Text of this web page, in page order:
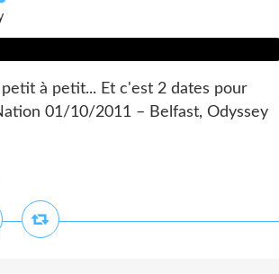
à petit... Et c'est 2 dates pour
01/10/2011 – Belfast, Odyssey